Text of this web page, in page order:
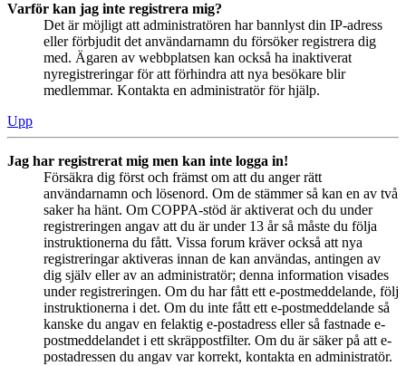
Varför kan jag inte registrera mig?
Det är möjligt att administratören har bannlyst din IP-adress
eller förbjudit det användarnamn du försöker registrera dig
med. Ägaren av webbplatsen kan också ha inaktiverat
nyregistreringar för att förhindra att nya besökare blir
medlemmar. Kontakta en administratör för hjälp.
Upp
Jag har registrerat mig men kan inte logga in!
Försäkra dig först och främst om att du anger rätt
användarnamn och lösenord. Om de stämmer så kan en av två
saker ha hänt. Om COPPA-stöd är aktiverat och du under
registreringen angav att du är under 13 år så måste du följa
instruktionerna du fått. Vissa forum kräver också att nya
registreringar aktiveras innan de kan användas, antingen av
dig själv eller av an administratör; denna information visades
under registreringen. Om du har fått ett e-postmeddelande, följ
instruktionerna i det. Om du inte fått ett e-postmeddelande så
kanske du angav en felaktig e-postadress eller så fastnade e-
postmeddelandet i ett skräppostfilter. Om du är säker på att e-
postadressen du angav var korrekt, kontakta en administratör.